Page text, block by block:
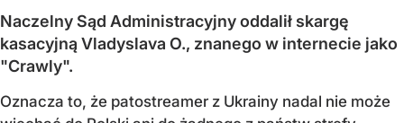
Naczelny Sąd Administracyjny oddalił skargę
kasacyjną Vladyslava O., znanego w internecie jako
"Crawly".
Oznacza to, że patostreamer z Ukrainy nadal nie może